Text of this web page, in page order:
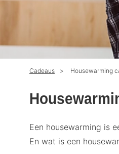
Cadeaus Housewarming
Een housewarming is
En wat is een